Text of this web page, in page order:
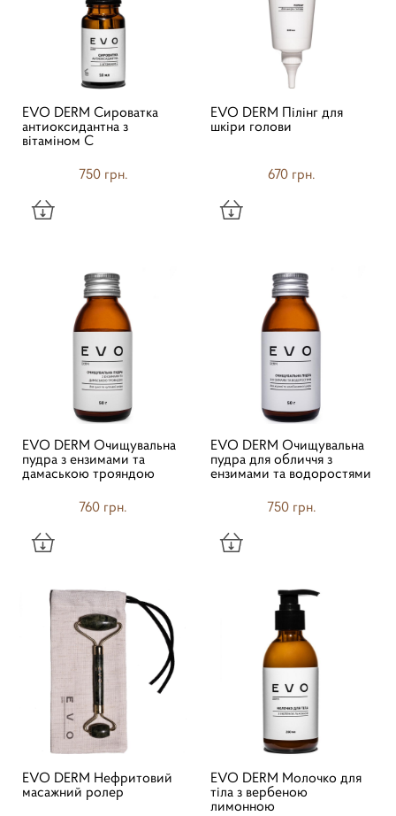
EVO DERM Сироватка
антиоксидантна з
вітаміном C
750 грн.
EVO DERM Пілінг для
шкіри голови
670 грн.
EVO DERM Очищувальна
пудра з ензимами та
дамаською трояндою
760 грн.
EVO DERM Очищувальна
пудра для обличчя з
ензимами та водоростями
750 грн.
EVO DERM Нефритовий
масажний ролер
EVO DERM Молочко для
тіла з вербеною
лимонною